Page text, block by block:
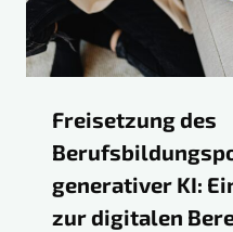
Freisetzung des
generativer KI:
zur digitalen